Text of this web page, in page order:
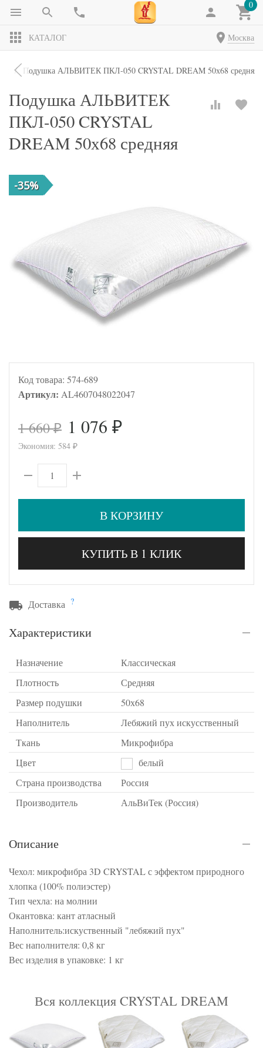
0
КАТАЛОГ Москва
Подушка АЛЬВИТЕК ПКЛ-050 CRYSTAL DREAM 50х68 средняя
Подушка АЛЬВИТЕК
ПКЛ-050 CRYSTAL
DREAM 50х68 средняя
-35%
Код товара: 574-689
Артикул: AL4607048022047
1 660₽ 1 076 ₽
Экономия: 584 ₽
В КОРЗИНУ
КУПИТЬ В 1 КЛИК
Доставка ?
Характеристики
Назначение
Классическая
Плотность
Средняя
Размер подушки
50х68
Наполнитель
Лебяжий пух искусственный
Ткань
Микрофибра
Цвет
белый
Страна производства
Россия
Производитель
АльВиТек (Россия)
Описание
Чехол: микрофибра 3D CRYSTAL с эффектом природного
хлопка (100% полиэстер)
Тип чехла: на молнии
Окантовка: кант атласный
Наполнитель:искуственный "лебяжий пух"
Вес наполнителя: 0,8 кг
Вес изделия в упаковке: 1 кг
Вся коллекция CRYSTAL DREAM